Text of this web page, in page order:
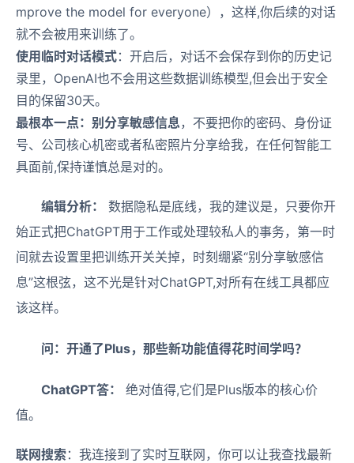
mprove the model for everyone），这样,你后续的对话
就不会被用来训练了。
使用临时对话模式：开启后，对话不会保存到你的历史记
录里，OpenAI也不会用这些数据训练模型,但会出于安全
目的保留30天。
最根本一点：别分享敏感信息，不要把你的密码、身份证
号、公司核心机密或者私密照片分享给我，在任何智能工
具面前,保持谨慎总是对的。
编辑分析：
数据隐私是底线，我的建议是，只要你开
始正式把ChatGPT用于工作或处理较私人的事务，第一时
间就去设置里把训练开关关掉，时刻绷紧“别分享敏感信
息”这根弦，这不光是针对ChatGPT,对所有在线工具都应
该这样。
问：开通了Plus，那些新功能值得花时间学吗？
ChatGPT答：
绝对值得,它们是Plus版本的核心价
值。
联网搜索：我连接到了实时互联网，你可以让我查找最新